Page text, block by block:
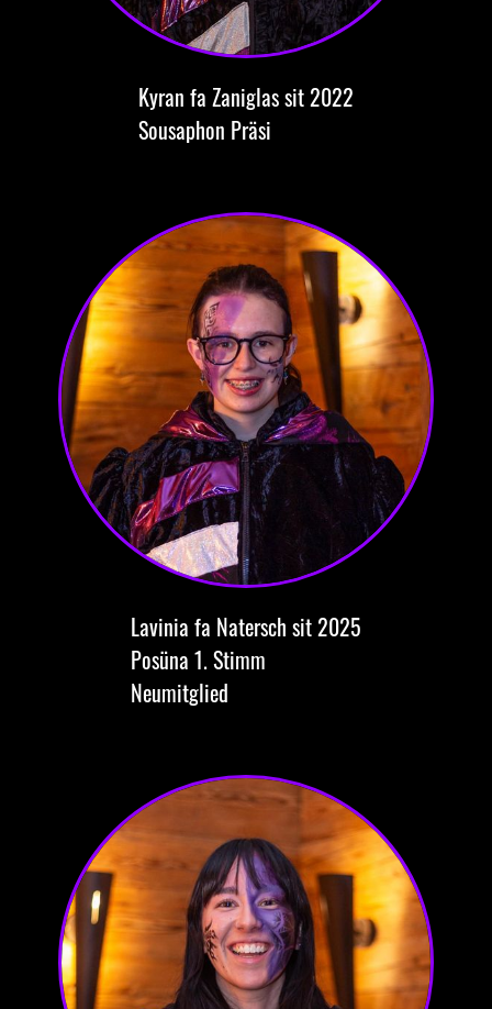
Kyran fa Zaniglassit 2022
Sousaphon Präsi
Lavinia fa Natersch sit 2025
Posüna 1. Stimm
Neumitglied